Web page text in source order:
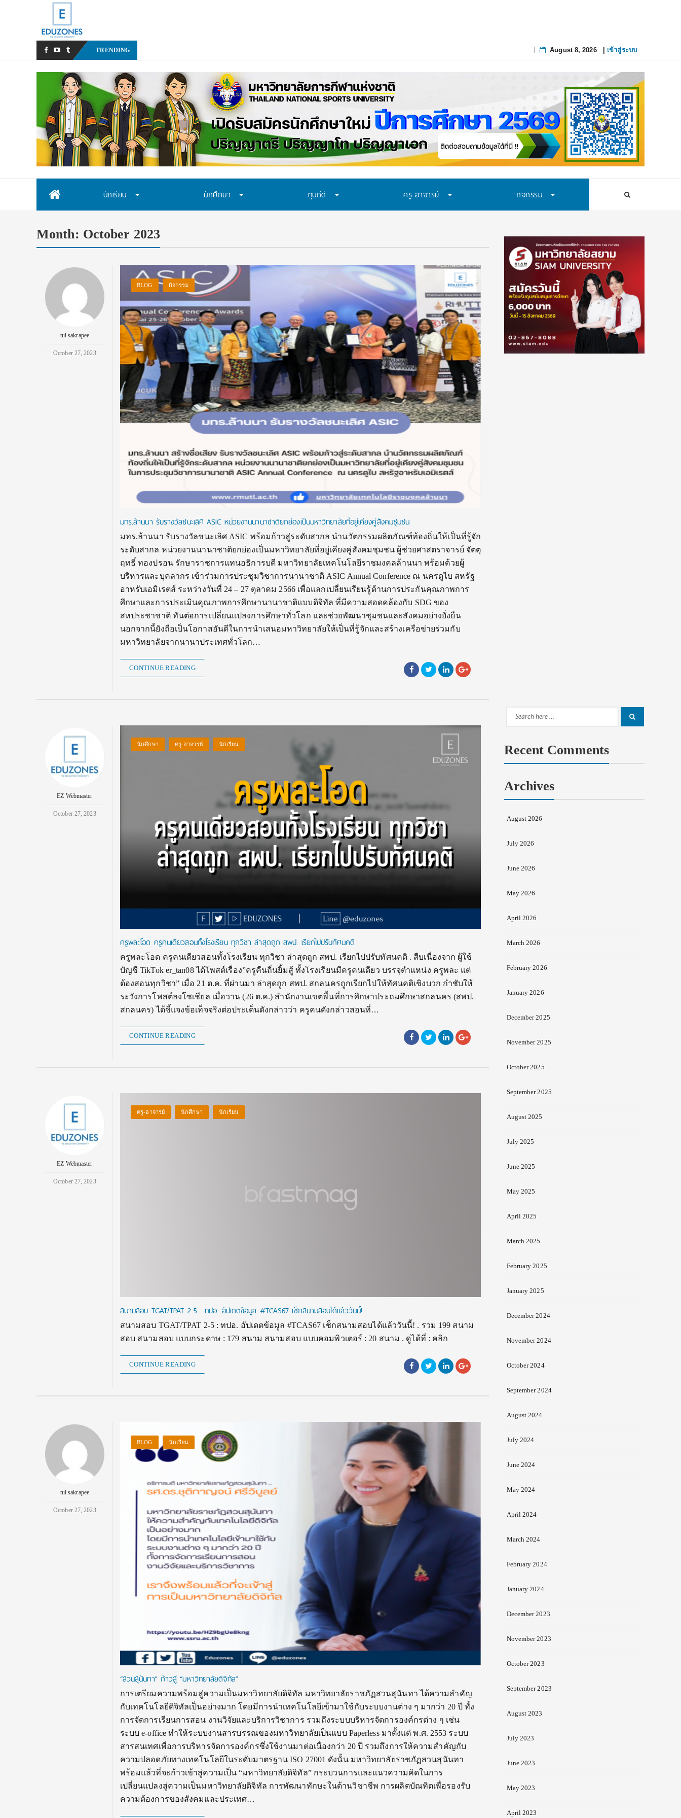
TRENDING August 8, 2026| เข้าสู่ระบบ
นักเรียน นักศึกษา ทุนดีดี ครู-อาจารย์ กิจกรรม
Month: October 2023
tui sakrapee
October 27, 2023
BLOG กิจกรรม
มทร.ล้านนา รับรางวัลชนะเลิศ ASIC หน่วยงานนานาชาติยกย่องเป็นมหาวิทยาลัยที่อยู่เคียงคู่สังคมชุมชน
มทร.ล้านนา รับรางวัลชนะเลิศ ASIC พร้อมก้าวสู่ระดับสากล นำนวัตกรรมผลิตภัณฑ์ท้องถิ่นให้เป็นที่รู้จัก
ระดับสากล หน่วยงานนานาชาติยกย่องเป็นมหาวิทยาลัยที่อยู่เคียงคู่สังคมชุมชน ผู้ช่วยศาสตราจารย์ จัตตุ
ฤทธิ์ ทองปรอน รักษาราชการแทนอธิการบดี มหาวิทยาลัยเทคโนโลยีราชมงคลล้านนา พร้อมด้วยผู้
บริหารและบุคลากร เข้าร่วมการประชุมวิชาการนานาชาติ ASIC Annual Conference ณ นครดูไบ สหรัฐ
อาหรับเอมิเรตส์ ระหว่างวันที่ 24 – 27 ตุลาคม 2566 เพื่อแลกเปลี่ยนเรียนรู้ด้านการประกันคุณภาพการ
ศึกษาและการประเมินคุณภาพการศึกษานานาชาติแบบดิจิทัล ที่มีความสอดคล้องกับ SDG ของ
สหประชาชาติ ทันต่อการเปลี่ยนแปลงการศึกษาทั่วโลก และช่วยพัฒนาชุมชนและสังคมอย่างยั่งยืน
นอกจากนี้ยังถือเป็นโอกาสอันดีในการนำเสนอมหาวิทยาลัยให้เป็นที่รู้จักและสร้างเครือข่ายร่วมกับ
มหาวิทยาลัยจากนานาประเทศทั่วโลก…
CONTINUE READING
EZ Webmaster
October 27, 2023
นักศึกษา ครู-อาจารย์ นักเรียน
ครูพละโอด ครูคนเดียวสอนทั้งโรงเรียน ทุกวิชา ล่าสุดถูก สพป. เรียกไปปรับทัศนคติ
ครูพละโอด ครูคนเดียวสอนทั้งโรงเรียน ทุกวิชา ล่าสุดถูก สพป. เรียกไปปรับทัศนคติ . สืบเนื่องจาก ผู้ใช้
บัญชี TikTok er_tan08 ได้โพสต์เรื่อง”ครูคืนถิ่นยิ้มสู้ ทั้งโรงเรียนมีครูคนเดียว บรรจุตำแหน่ง ครูพละ แต่
ต้องสอนทุกวิชา” เมื่อ 21 ต.ค. ที่ผ่านมา ล่าสุดถูก สพป. สกลนครถูกเรียกไปให้ทัศนคติเชิงบวก กำชับให้
ระวังการโพสต์ลงโซเชียล เมื่อวาน (26 ต.ค.) สำนักงานเขตพื้นที่การศึกษาประถมศึกษาสกลนคร (สพป.
สกลนคร) ได้ชี้แจงข้อเท็จจริงต่อประเด็นดังกล่าวว่า ครูคนดังกล่าวสอนที่…
CONTINUE READING
EZ Webmaster
October 27, 2023
ครู-อาจารย์ นักศึกษา นักเรียน
สนามสอบ TGAT/TPAT 2-5 : ทปอ. อัปเดตข้อมูล #TCAS67 เช็กสนามสอบได้แล้ววันนี้!
สนามสอบ TGAT/TPAT 2-5 : ทปอ. อัปเดตข้อมูล #TCAS67 เช็กสนามสอบได้แล้ววันนี้! . รวม 199 สนาม
สอบ สนามสอบ แบบกระดาษ : 179 สนาม สนามสอบ แบบคอมพิวเตอร์ : 20 สนาม . ดูได้ที่ : คลิก
CONTINUE READING
tui sakrapee
October 27, 2023
BLOG นักเรียน
“สวนสุนันทา” ก้าวสู่ “มหาวิทยาลัยดิจิทัล”
การเตรียมความพร้อมสู่ความเป็นมหาวิทยาลัยดิจิทัล มหาวิทยาลัยราชภัฏสวนสุนันทา ได้ความสำคัญ
กับเทคโนโลยีดิจิทัลเป็นอย่างมาก โดยมีการนำเทคโนโลยีเข้ามาใช้กับระบบงานต่าง ๆ มากว่า 20 ปี ทั้ง
การจัดการเรียนการสอน งานวิจัยและบริการวิชาการ รวมถึงระบบบริหารจัดการองค์กรต่าง ๆ เช่น
ระบบ e-office ทำให้ระบบงานสารบรรณของมหาวิทยาลัยเป็นแบบ Paperless มาตั้งแต่ พ.ศ. 2553 ระบบ
สารสนเทศเพื่อการบริหารจัดการองค์กรซึ่งใช้งานมาต่อเนื่องกว่า 20 ปี รวมถึงการให้ความสำคัญกับ
ความปลอดภัยทางเทคโนโลยีในระดับมาตรฐาน ISO 27001 ดังนั้น มหาวิทยาลัยราชภัฏสวนสุนันทา
พร้อมแล้วที่จะก้าวเข้าสู่ความเป็น “มหาวิทยาลัยดิจิทัล” กระบวนการและแนวความคิดในการ
เปลี่ยนแปลงสู่ความเป็นมหาวิทยาลัยดิจิทัล การพัฒนาทักษะในด้านวิชาชีพ การผลิตบัณทิตเพื่อรองรับ
ความต้องการของสังคมและประเทศ…
Search
Recent Comments
Archives
August 2026
July 2026
June 2026
May 2026
April 2026
March 2026
February 2026
January 2026
December 2025
November 2025
October 2025
September 2025
August 2025
July 2025
June 2025
May 2025
April 2025
March 2025
February 2025
January 2025
December 2024
November 2024
October 2024
September 2024
August 2024
July 2024
June 2024
May 2024
April 2024
March 2024
February 2024
January 2024
December 2023
November 2023
October 2023
September 2023
August 2023
July 2023
June 2023
May 2023
April 2023